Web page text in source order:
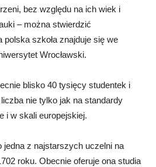
bez względu na ich wiek i
– można stwierdzić
szkoła znajduje się we
Wrocławski.
blisko 40 tysięcy studentek i
nie tylko jak na standardy
i w skali europejskiej.
jedna z najstarszych uczelni na
roku. Obecnie oferuje ona studia